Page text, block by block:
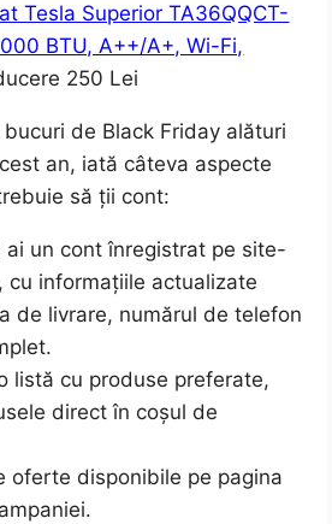
Tesla Superior TA36QQCT-
BTU, A++/A+, Wi-Fi,
250 Lei
de Black Friday alături
an, iată câteva aspecte
să ții cont:
ai un cont înregistrat pe site-
cu informațiile actualizate
de livrare, numărul de telefon
listă cu produse preferate,
direct în coșul de
oferte disponibile pe pagina